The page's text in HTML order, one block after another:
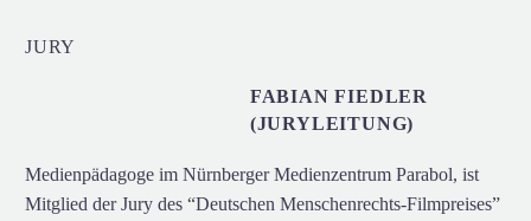
JURY
FABIAN FIEDLER
(JURYLEITUNG)
Medienpädagoge im Nürnberger Medienzentrum Parabol, ist
Mitglied der Jury des “Deutschen Menschenrechts-Filmpreises”